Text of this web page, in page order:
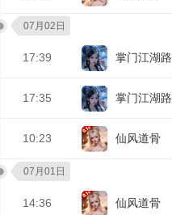
07月02日
17:39 掌门江湖路
17:35 掌门江湖路
10:23 仙风道骨
07月01日
14:36 仙风道骨